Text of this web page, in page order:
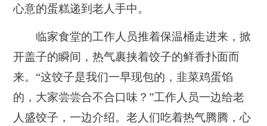
心意的蛋糕递到老人手中。
临家食堂的工作人员推着保温桶走进来，掀
开盖子的瞬间，热气裹挟着饺子的鲜香扑面而
来。“这饺子是我们一早现包的，韭菜鸡蛋馅
的，大家尝尝合不合口味？”工作人员一边给老
人盛饺子，一边介绍。老人们吃着热气腾腾，心